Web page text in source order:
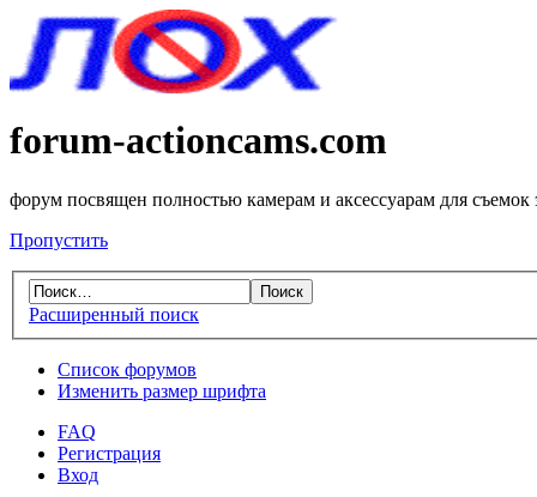
forum-actioncams.com
форум посвящен полностью камерам и аксессуарам для съемок
Пропустить
Расширенный поиск
Список форумов
Изменить размер шрифта
FAQ
Регистрация
Вход